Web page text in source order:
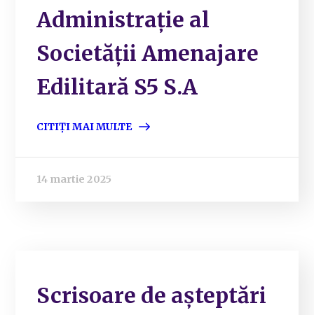
Administrație al
Societății Amenajare
Edilitară S5 S.A
CITIȚI MAI MULTE
14 martie 2025
Scrisoare de așteptări